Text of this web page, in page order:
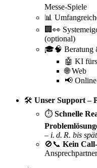
Messe-Spiele
📊
🏢👀
(optional)
🎓🧠 Beratung
🤖 KI
🌐 Web
📢
🛠️ Unser Support –
⏱️ Schnelle
– i. d. R. bis
🚫📞 Kein